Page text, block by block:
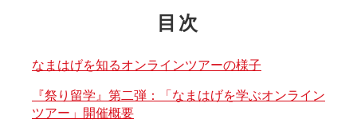
目次
なまはげを知るオンラインツアーの様子
『祭り留学』第二弾：「なまはげを学ぶオンライン
ツアー」開催概要